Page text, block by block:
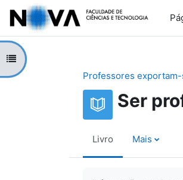
Ir para o conteúdo principal
Abrir índice da disciplina
Professores
Ser
Livro Mais